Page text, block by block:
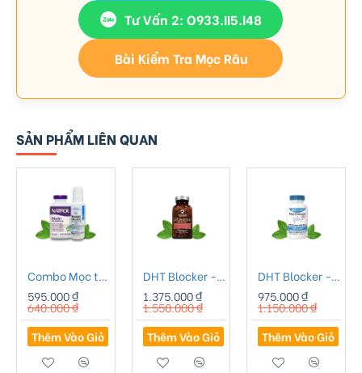
Tư Vấn 2: O933.II5.I48
Bài Kiểm Tra Mọc Râu
SẢN PHẨM LIÊN QUAN
Combo Mọc tóc Minoxidil 2% Bailleul Pháp - 01
595.000 ₫
640.000 ₫
Thêm Vào Giỏ
DHT Blocker - Viên uống chống rụng tóc Advanced Trichology DHT Blocker
1.375.000 ₫
1.550.000 ₫
Thêm Vào Giỏ
DHT Blocker - Viên Uống Hỗ Trợ Mọc Tóc HairOmega DHT 43 Thành Phần Giúp Tóc Khỏe Mạnh
975.000 ₫
1.150.000 ₫
Thêm Vào Giỏ